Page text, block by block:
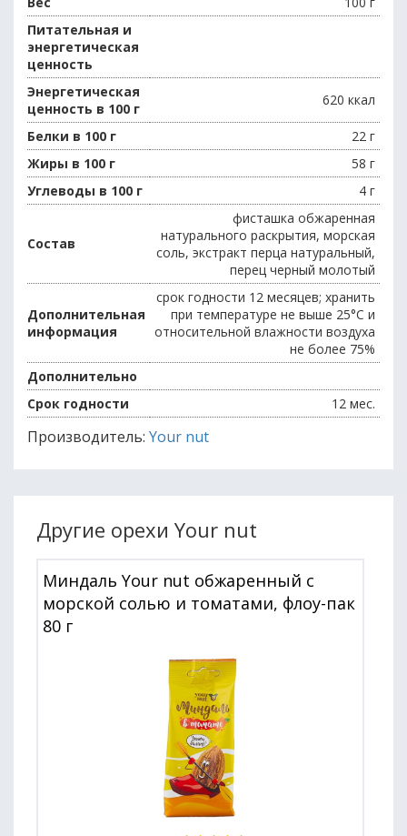
Питательная и
энергетическая
ценность
Энергетическая
ценность в 100 г
620 ккал
Белки в 100 г
22 г
Жиры в 100 г
58 г
Углеводы в 100 г
4 г
Состав
фисташка обжаренная
натурального раскрытия, морская
соль, экстракт перца натуральный,
перец черный молотый
Дополнительная
информация
срок годности 12 месяцев; хранить
при температуре не выше 25°C и
относительной влажности воздуха
не более 75%
Дополнительно
Срок годности
12 мес.
Производитель: Your nut
Другие орехи Your nut
Миндаль Your nut обжаренный с
морской солью и томатами, флоу-пак
80 г